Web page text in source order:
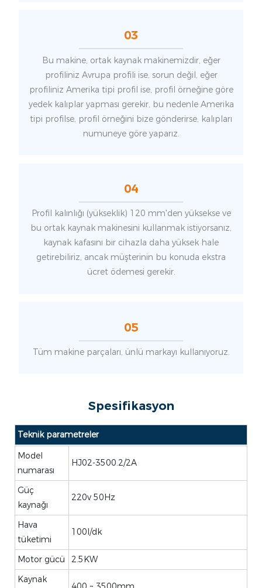
03
Bu makine, ortak kaynak makinemizdir, eğer
profiliniz Avrupa profili ise, sorun değil, eğer
profiliniz Amerika tipi profil ise, profil örneğine göre
yedek kalıplar yapması gerekir, bu nedenle Amerika
tipi profilse, profil örneğini bize gönderirse, kalıpları
numuneye göre yaparız.
04
Profil kalınlığı (yükseklik) 120 mm'den yüksekse ve
bu ortak kaynak makinesini kullanmak istiyorsanız,
kaynak kafasını bir cihazla daha yüksek hale
getirebiliriz, ancak müşterinin bu konuda ekstra
ücret ödemesi gerekir.
05
Tüm makine parçaları, ünlü markayı kullanıyoruz.
Spesifikasyon
Teknik parametreler
Model
numarası
HJ02-3500.2/2A
Güç
kaynağı
220v 50Hz
Hava
tüketimi
100l/dk
Motor gücü
2.5KW
Kaynak